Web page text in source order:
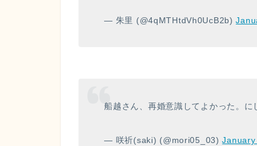
— 朱里 (@4qMTHtdVh0UcB2b)
船越さん、再婚意識してよかった。
— 咲祈(saki) (@mori05_03)